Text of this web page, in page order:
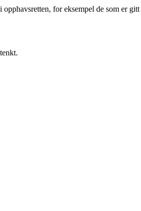
for eksempel de som er